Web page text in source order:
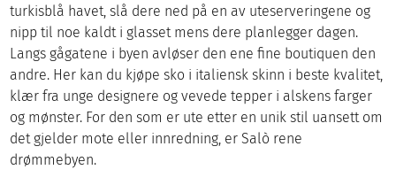
turkisblå havet, slå dere ned på en av uteserveringene og
nipp til noe kaldt i glasset mens dere planlegger dagen.
Langs gågatene i byen avløser den ene fine boutiquen den
andre. Her kan du kjøpe sko i italiensk skinn i beste kvalitet,
klær fra unge designere og vevede tepper i alskens farger
og mønster. For den som er ute etter en unik stil uansett om
det gjelder mote eller innredning, er Salò rene
drømmebyen.